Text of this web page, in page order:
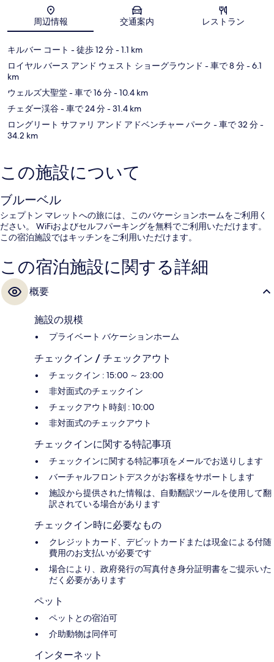
地図
周辺情報 交通案内 レストラン
キルバー コート - 徒歩 12 分- 1.1 km
ロイヤル バース アンド ウェスト ショーグラウンド - 車で 8 分- 6.1
km
ウェルズ大聖堂- 車で 16 分- 10.4 km
チェダー渓谷- 車で 24 分- 31.4 km
ロングリート サファリ アンド アドベンチャー パーク - 車で 32 分-
34.2 km
この施設について
ブルーベル
シェプトン マレットへの旅には、このバケーションホームをご利用く
ださい。 WiFiおよびセルフパーキングを無料でご利用いただけます。
この宿泊施設ではキッチンをご利用いただけます。
この宿泊施設に関する詳細
概要
施設の規模
プライベート バケーションホーム
チェックイン / チェックアウト
チェックイン : 15:00 ～ 23:00
非対面式のチェックイン
チェックアウト時刻 : 10:00
非対面式のチェックアウト
チェックインに関する特記事項
チェックインに関する特記事項をメールでお送りします
バーチャルフロントデスクがお客様をサポートします
施設から提供された情報は、自動翻訳ツールを使用して翻
訳されている場合があります
チェックイン時に必要なもの
クレジットカード、デビットカードまたは現金による付随
費用のお支払いが必要です
場合により、政府発行の写真付き身分証明書をご提示いた
だく必要があります
ペット
ペットとの宿泊可
介助動物は同伴可
インターネット